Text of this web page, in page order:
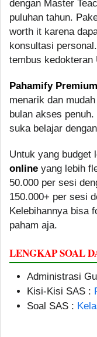
dengan Master
puluhan tahun.
worth it karena
konsultasi
tembus kedokteran
Pahamify Premium
menarik dan
bulan akses
suka belajar
Untuk yang budget
online yang lebih
50.000 per sesi
150.000+ per sesi
Kelebihannya bisa
paham aja.
LENGKAP SOAL
Administrasi
Kisi-Kisi SAS :
Soal SAS :